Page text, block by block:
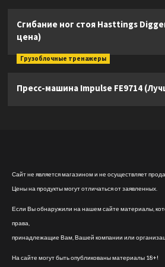
Сгибание ног стоя Hasttings
цена)
Грузоблочные тренажеры
Пресс-машина Impulse FE9714
Сайт не является магазином и не осуществляет
Цены на продукты могут отличаться от заявленных.
Если Вы обнаружили на нашем сайте материалы,
права,
принадлежащие Вам, Вашей компании или
На сайте могут быть опубликованы материалы 18+!